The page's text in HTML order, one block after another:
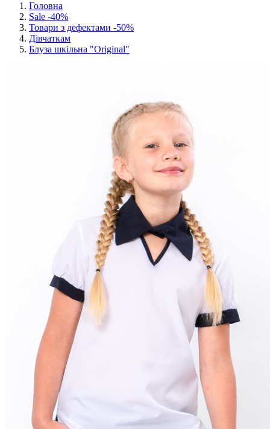
Головна
Sale -40%
Товари з дефектами -50%
Дівчаткам
Блуза шкільна "Original"